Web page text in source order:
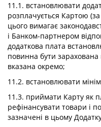
11.1. встановлювати
розплачується Картою
цього вимагає
і Банком-партнером
додаткова плата
повинна бути зарахована
вказана окремо;
11.2. встановлювати
11.3. приймати Карту як
рефінансувати товари і
зазначені в цьому